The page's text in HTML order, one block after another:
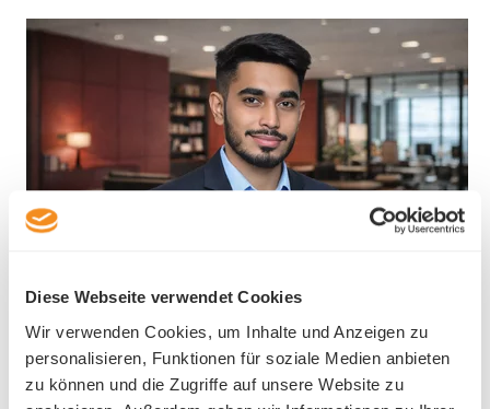
Diese Webseite verwendet Cookies
Wir verwenden Cookies, um Inhalte und Anzeigen zu
personalisieren, Funktionen für soziale Medien anbieten
zu können und die Zugriffe auf unsere Website zu
Luzern es Viscadia ermöglichen wird, enger
mit unserem wachsenden europäischen
Kundenstamm zusammenzuarbeiten und